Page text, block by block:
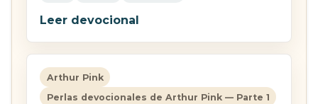
Leer devocional
Arthur Pink
Perlas devocionales de Arthur Pink — Parte 1